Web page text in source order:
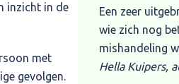
inzicht in de
met
gevolgen.
Een zeer
wie zich nog
mishandeling
Hella Kuipers,